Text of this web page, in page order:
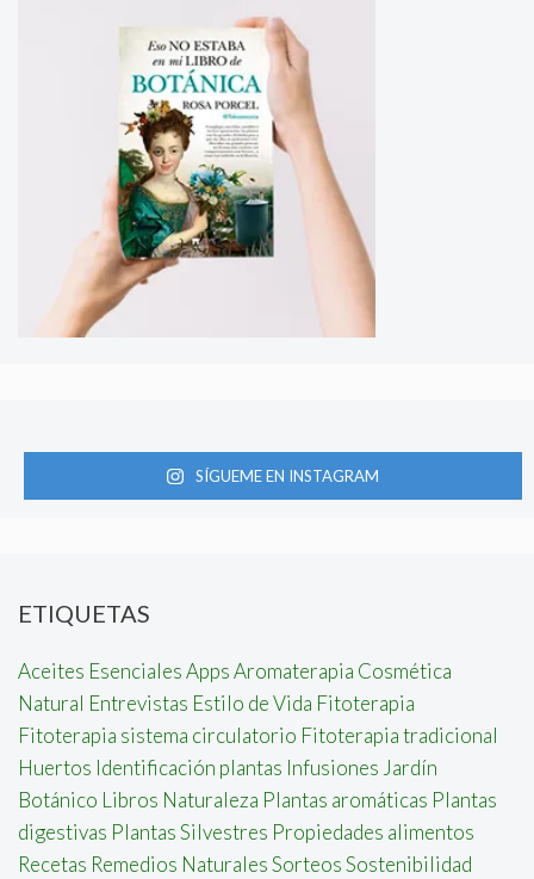
SÍGUEME EN INSTAGRAM
ETIQUETAS
Aceites EsencialesAppsAromaterapia Cosmética
Natural Entrevistas Estilo de Vida Fitoterapia
Fitoterapia sistema circulatorio Fitoterapia tradicional
Huertos Identificación plantas InfusionesJardín
Botánico Libros Naturaleza Plantas aromáticas Plantas
digestivas Plantas Silvestres Propiedades alimentos
Recetas Remedios NaturalesSorteosSostenibilidad